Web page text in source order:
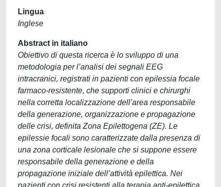
Lingua
Inglese
Abstract in italiano
Obiettivo di questa ricerca è lo sviluppo di una
metodologia per l’analisi dei segnali EEG
intracranici, registrati in pazienti con epilessia focale
farmaco-resistente, che supporti clinici e chirurghi
nella corretta localizzazione dell’area responsabile
della generazione, organizzazione e propagazione
delle crisi, definita Zona Epilettogena (ZE). Le
epilessie focali sono caratterizzate dalla presenza di
una zona corticale lesionale che si suppone essere
responsabile della generazione e della
propagazione iniziale dell’attività epilettica. Nei
pazienti con crisi resistenti alla terapia anti-epilettica